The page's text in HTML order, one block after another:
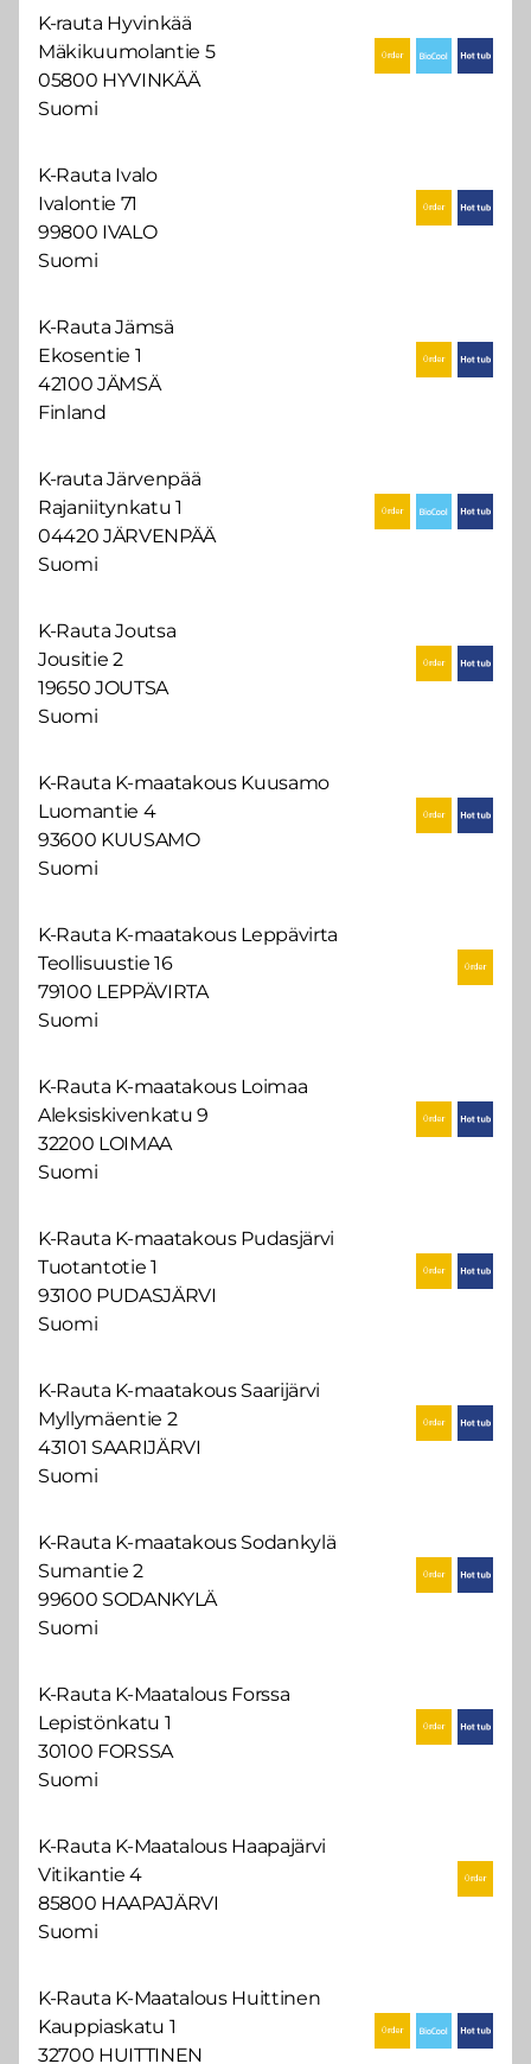
K-rauta Hyvinkää
Mäkikuumolantie 5
05800 HYVINKÄÄ
Suomi
K-Rauta Ivalo
Ivalontie 71
99800 IVALO
Suomi
K-Rauta Jämsä
Ekosentie 1
42100 JÄMSÄ
Finland
K-rauta Järvenpää
Rajaniitynkatu 1
04420 JÄRVENPÄÄ
Suomi
K-Rauta Joutsa
Jousitie 2
19650 JOUTSA
Suomi
K-Rauta K-maatakous Kuusamo
Luomantie 4
93600 KUUSAMO
Suomi
K-Rauta K-maatakous Leppävirta
Teollisuustie 16
79100 LEPPÄVIRTA
Suomi
K-Rauta K-maatakous Loimaa
Aleksiskivenkatu 9
32200 LOIMAA
Suomi
K-Rauta K-maatakous Pudasjärvi
Tuotantotie 1
93100 PUDASJÄRVI
Suomi
K-Rauta K-maatakous Saarijärvi
Myllymäentie 2
43101 SAARIJÄRVI
Suomi
K-Rauta K-maatakous Sodankylä
Sumantie 2
99600 SODANKYLÄ
Suomi
K-Rauta K-Maatalous Forssa
Lepistönkatu 1
30100 FORSSA
Suomi
K-Rauta K-Maatalous Haapajärvi
Vitikantie 4
85800 HAAPAJÄRVI
Suomi
K-Rauta K-Maatalous Huittinen
Kauppiaskatu 1
32700 HUITTINEN